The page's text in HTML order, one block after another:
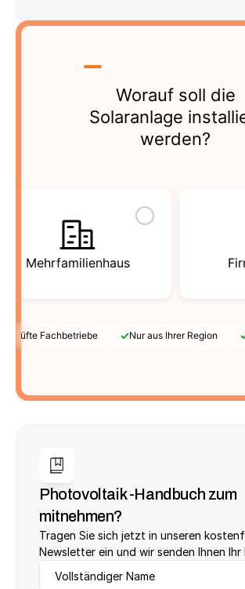
Worauf soll die
Solaranlage
werden?
Mehrfamilienhaus
Fachbetriebe ✓Nur aus Ihrer Region
Photovoltaik -Handbuch zum
mitnehmen?
Tragen Sie sich jetzt in unseren
Newsletter ein und wir senden Ihnen Ihr